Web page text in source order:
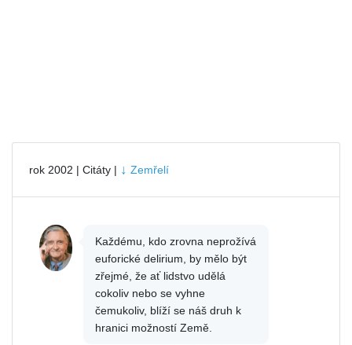
rok 2002 | Citáty | ↓ Zemřelí
Každému, kdo zrovna neprožívá
euforické delirium, by mělo být
zřejmé, že ať lidstvo udělá
cokoliv nebo se vyhne
čemukoliv, blíží se náš druh k
hranici možností Země.